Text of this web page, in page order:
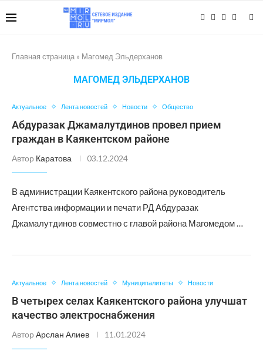
Главная страница » Магомед Эльдерханов
МАГОМЕД ЭЛЬДЕРХАНОВ
Актуальное Лента новостей Новости Общество
Абдуразак Джамалутдинов провел прием
граждан в Каякентском районе
Автор Каратова 03.12.2024
В администрации Каякентского района руководитель
Агентства информации и печати РД Абдуразак
Джамалутдинов совместно с главой района Магомедом …
Актуальное Лента новостей Муниципалитеты Новости
В четырех селах Каякентского района улучшат
качество электроснабжения
Автор Арслан Алиев 11.01.2024